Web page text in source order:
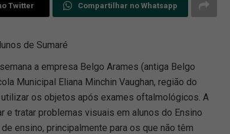
Twitter Compartilhar no Whatsapp
de Sumaré
a empresa Belgo Arames (antiga Belgo
Municipal Eliana Minchin Vaughan, região do
os objetos após exames oftalmológicos. A
e tratar problemas visuais em alunos do Ensino
ensino, principalmente para os que não têm